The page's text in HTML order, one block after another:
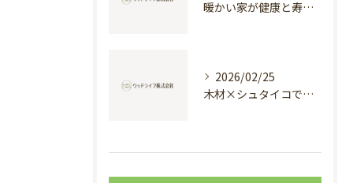
暖かい家が健康と寿命を支える理由
2026/02/25
木材×シュタイコで創る高断熱健康住宅